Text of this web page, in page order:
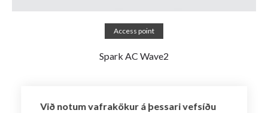
Read more
Access point
Spark AC Wave2
Við notum vafrakökur á þessari vefsíðu